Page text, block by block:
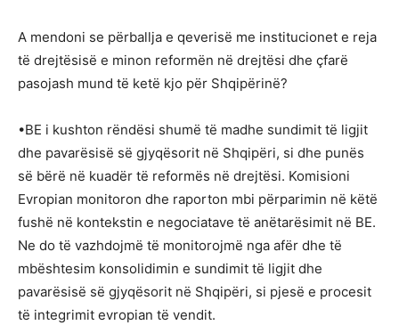
A mendoni se përballja e qeverisë me institucionet e reja
të drejtësisë e minon reformën në drejtësi dhe çfarë
pasojash mund të ketë kjo për Shqipërinë?
•BE i kushton rëndësi shumë të madhe sundimit të ligjit
dhe pavarësisë së gjyqësorit në Shqipëri, si dhe punës
së bërë në kuadër të reformës në drejtësi. Komisioni
Evropian monitoron dhe raporton mbi përparimin në këtë
fushë në kontekstin e negociatave të anëtarësimit në BE.
Ne do të vazhdojmë të monitorojmë nga afër dhe të
mbështesim konsolidimin e sundimit të ligjit dhe
pavarësisë së gjyqësorit në Shqipëri, si pjesë e procesit
të integrimit evropian të vendit.